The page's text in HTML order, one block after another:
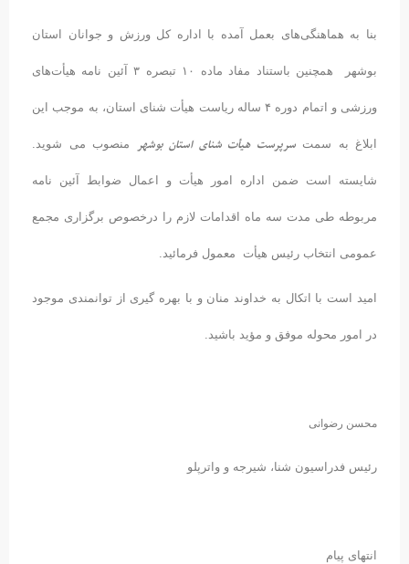
بنا به هماهنگی‌های بعمل آمده با اداره کل ورزش و جوانان استان
بوشهر همچنین باستناد مفاد ماده ۱۰ تبصره ۳ آئین نامه هیأت‌های
ورزشی و اتمام دوره ۴ ساله ریاست هیأت شنای استان، به موجب این
ابلاغ به سمت سرپرست هیأت شنای استان بوشهرمنصوب می شوید.
شایسته است ضمن اداره امور هیأت و اعمال ضوابط آئین نامه
مربوطه طی مدت سه ماه اقدامات لازم را درخصوص برگزاری مجمع
عمومی انتخاب رئیس هیأت معمول فرمائید.
امید است با اتکال به خداوند منان و با بهره گیری از توانمندی موجود
در امور محوله موفق و مؤید باشید.
محسن رضوانی
رئیس فدراسیون شنا، شیرجه و واترپلو
انتهای پیام